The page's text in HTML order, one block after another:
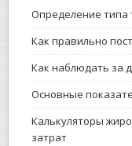
Определение типа
Как правильно
Как наблюдать за
Основные
Калькуляторы
затрат